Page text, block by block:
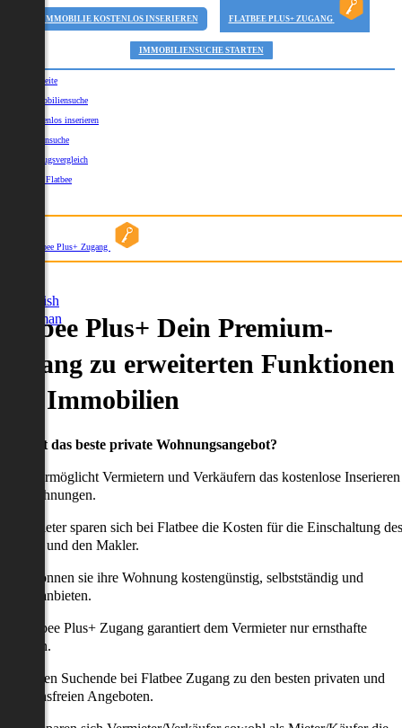
IMMOBILIE KOSTENLOS INSERIEREN FLATBEE PLUS+ ZUGANG
IMMOBILIENSUCHE STARTEN
Startseite
Immobiliensuche
Kostenlos inserieren
Kartensuche
Umzugsvergleich
Über Flatbee
Flatbee Plus+ Zugang
English
German
Plus+ Dein Premium-
zu erweiterten Funktionen
Immobilien
willst das beste private Wohnungsangebot?
ermöglicht Vermietern und Verkäufern das kostenlose Inserieren
Wohnungen.
Anbieter sparen sich bei Flatbee die Kosten für die Einschaltung des
und den Makler.
können sie ihre Wohnung kostengünstig, selbstständig und
anbieten.
Flatbee Plus+ Zugang garantiert dem Vermieter nur ernsthafte
erhalten Suchende bei Flatbee Zugang zu den besten privaten und
Angeboten.